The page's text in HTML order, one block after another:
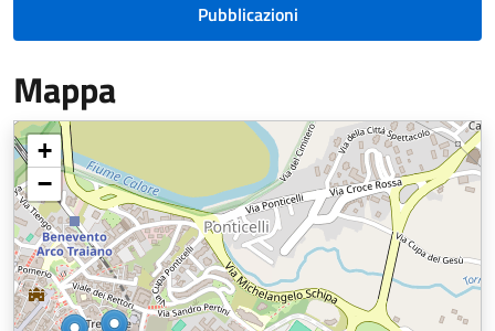
Pubblicazioni
Mappa
+
−